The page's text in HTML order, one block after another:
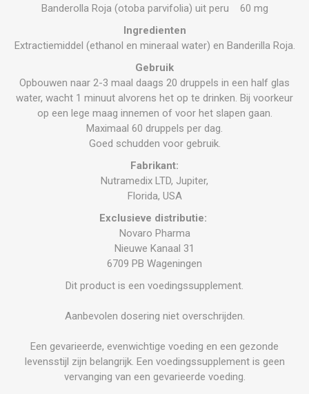
Banderolla Roja (otoba parvifolia) uit peru 60 mg
Ingredienten
Extractiemiddel (ethanol en mineraal water) en Banderilla Roja.
Gebruik
Opbouwen naar 2-3 maal daags 20 druppels in een half glas
water, wacht 1 minuut alvorens het op te drinken. Bij voorkeur
op een lege maag innemen of voor het slapen gaan.
Maximaal 60 druppels per dag.
Goed schudden voor gebruik.
Fabrikant:
Nutramedix LTD, Jupiter,
Florida, USA
Exclusieve distributie:
Novaro Pharma
Nieuwe Kanaal 31
6709 PB Wageningen
Dit product is een voedingssupplement.
Aanbevolen dosering niet overschrijden.
Een gevarieerde, evenwichtige voeding en een gezonde
levensstijl zijn belangrijk. Een voedingssupplement is geen
vervanging van een gevarieerde voeding.